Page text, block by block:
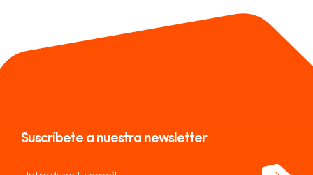
Suscríbete a nuestra newsletter